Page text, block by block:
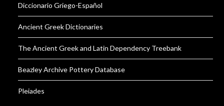
Diccionario Griego-Español
Ancient Greek Dictionaries
The Ancient Greek and Latin Dependency Treebank
Beazley Archive Pottery Database
Pleiades